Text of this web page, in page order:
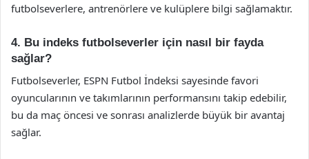
futbolseverlere, antrenörlere ve kulüplere bilgi sağlamaktır.
4. Bu indeks futbolseverler için nasıl bir fayda
sağlar?
Futbolseverler, ESPN Futbol İndeksi sayesinde favori
oyuncularının ve takımlarının performansını takip edebilir,
bu da maç öncesi ve sonrası analizlerde büyük bir avantaj
sağlar.